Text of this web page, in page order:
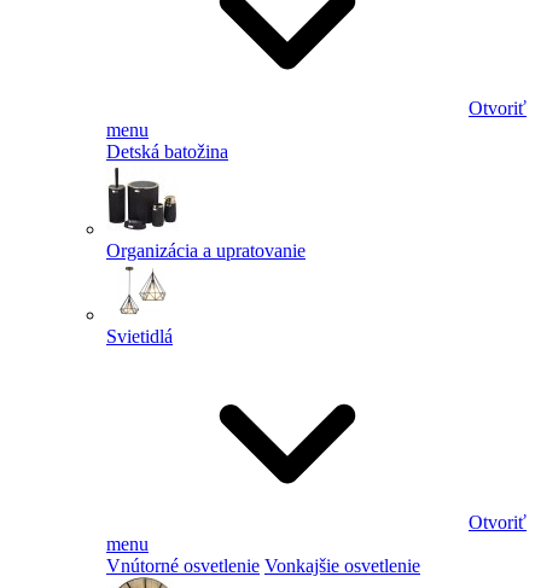
Otvoriť
menu
Detská batožina
Organizácia a upratovanie
Svietidlá
Otvoriť
menu
Vnútorné osvetlenie Vonkajšie osvetlenie